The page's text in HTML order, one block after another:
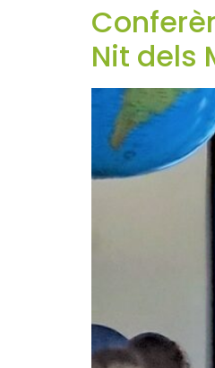
Nit dels